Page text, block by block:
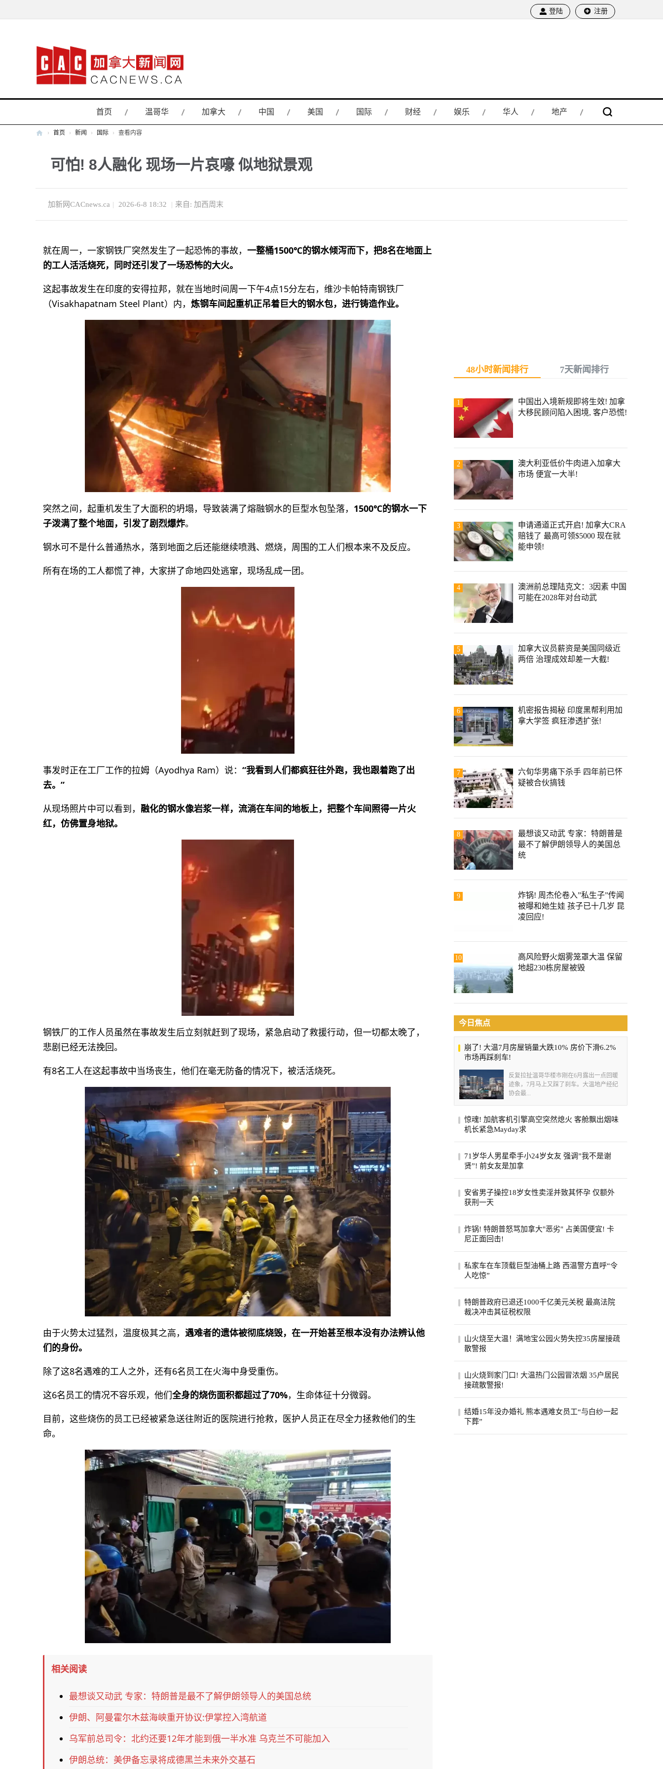
登陆 注册
首页 温哥华 加拿大 中国 美国 国际 财经 娱乐 华人 地产
新
网
› 首页 › 新闻 › 国际 › 查看内容
可怕! 8人融化 现场一片哀嚎 似地狱景观
加新网CACnews.ca | 2026-6-8 18:32 | 来自: 加西周末
就在周一，一家钢铁厂突然发生了一起恐怖的事故， 一整桶1500℃的钢水倾泻而下，把8名在地面上
的工人活活烧死，同时还引发了一场恐怖的大火。
这起事故发生在印度的安得拉邦，就在当地时间周一下午4点15分左右，维沙卡帕特南钢铁厂
（Visakhapatnam Steel Plant）内， 炼钢车间起重机正吊着巨大的钢水包，进行铸造作业。
突然之间，起重机发生了大面积的坍塌，导致装满了熔融钢水的巨型水包坠落， 1500℃的钢水一下
子泼满了整个地面，引发了剧烈爆炸。
钢水可不是什么普通热水，落到地面之后还能继续喷溅、燃烧，周围的工人们根本来不及反应。
所有在场的工人都慌了神，大家拼了命地四处逃窜，现场乱成一团。
事发时正在工厂工作的拉姆（Ayodhya Ram）说： “我看到人们都疯狂往外跑，我也跟着跑了出
去。”
从现场照片中可以看到， 融化的钢水像岩浆一样，流淌在车间的地板上，把整个车间照得一片火
红，仿佛置身地狱。
钢铁厂的工作人员虽然在事故发生后立刻就赶到了现场，紧急启动了救援行动，但一切都太晚了，
悲剧已经无法挽回。
有8名工人在这起事故中当场丧生，他们在毫无防备的情况下，被活活烧死。
由于火势太过猛烈，温度极其之高， 遇难者的遗体被彻底烧毁，在一开始甚至根本没有办法辨认他
们的身份。
除了这8名遇难的工人之外，还有6名员工在火海中身受重伤。
这6名员工的情况不容乐观，他们全身的烧伤面积都超过了70%，生命体征十分微弱。
目前，这些烧伤的员工已经被紧急送往附近的医院进行抢救，医护人员正在尽全力拯救他们的生
命。
相关阅读
最想谈又动武 专家：特朗普是最不了解伊朗领导人的美国总统
伊朗、阿曼霍尔木兹海峡重开协议:伊掌控入湾航道
乌军前总司令：北约还要12年才能到俄一半水准 乌克兰不可能加入
伊朗总统：美伊备忘录将成德黑兰未来外交基石
48小时新闻排行 7天新闻排行
1
中国出入境新规即将生效! 加拿
大移民顾问陷入困境, 客户恐慌!
2
澳大利亚低价牛肉进入加拿大
市场 便宜一大半!
3
申请通道正式开启! 加拿大CRA
赔钱了 最高可领$5000 现在就
能申领!
4
澳洲前总理陆克文：3因素 中国
可能在2028年对台动武
5
加拿大议员薪资是美国同级近
两倍 治理成效却差一大截!
6
机密报告揭秘 印度黑帮利用加
拿大学签 疯狂渗透扩张!
7
六旬华男痛下杀手 四年前已怀
疑被合伙搞钱
8
最想谈又动武 专家：特朗普是
最不了解伊朗领导人的美国总
统
9
炸锅! 周杰伦卷入”私生子”传闻
被曝和她生娃 孩子已十几岁 昆
凌回应!
10
高风险野火烟雾笼罩大温 保留
地超230栋房屋被毁
今日焦点
崩了! 大温7月房屋销量大跌10% 房价下滑6.2%
市场再踩刹车!
反复拉扯温哥华楼市刚在6月露出一点回暖
迹象，7月马上又踩了刹车。大温地产经纪
协会最...
惊魂! 加航客机引擎高空突然熄火 客舱飘出烟味
机长紧急Mayday求
就要抵达目的地，机舱里却突然冒出烟味，
一号...
71岁华人男星牵手小24岁女友 强调”我不是谢
贤”! 前女友是加拿
顺手官宣了女友。女友陈苡㛤（童芯），比
安省男子操控18岁女性卖淫并致其怀孕 仅额外
获刑一天
卖淫并致其怀孕，被判处已羁押时间之外仅
炸锅! 特朗普怒骂加拿大"恶劣" 占美国便宜! 卡
尼正面回击!
将继续捍卫本国利益，同一天加美贸易官员
私家车在车顶载巨型油桶上路 西温警方直呼“令
人吃惊”
期间进行的一次罕见的交通拦截。西温警局
在社...
特朗普政府已退还1000千亿美元关税 最高法院
裁决冲击其征税权限
据国际紧急经济权力法所征税款的六成。最
山火烧至大温！满地宝公园火势失控35房屋接疏
散警报
发生山火，当局下午稍晚更新消息，称已有
山火烧到家门口! 大温热门公园冒浓烟 35户居民
接疏散警报!
火，安莫尔村35处房产接疏散警报。高压电
结婚15年没办婚礼 熊本遇难女员工“与白纱一起
下葬”